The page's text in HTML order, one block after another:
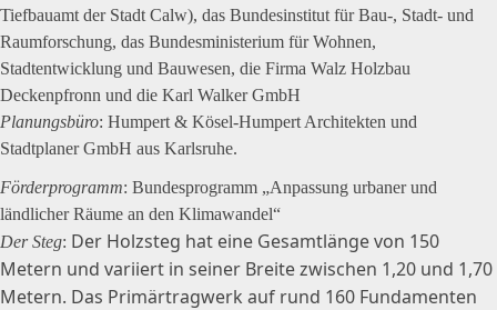
Tiefbauamt der Stadt Calw), das Bundesinstitut für Bau-, Stadt- und
Raumforschung, das Bundesministerium für Wohnen,
Stadtentwicklung und Bauwesen, die Firma Walz Holzbau
Deckenpfronn und die Karl Walker GmbH
Planungsbüro: Humpert & Kösel-Humpert Architekten und
Stadtplaner GmbH aus Karlsruhe.
Förderprogramm: Bundesprogramm „Anpassung urbaner und
ländlicher Räume an den Klimawandel“
Der Steg: Der Holzsteg hat eine Gesamtlänge von 150
Metern und variiert in seiner Breite zwischen 1,20 und 1,70
Metern. Das Primärtragwerk auf rund 160 Fundamenten